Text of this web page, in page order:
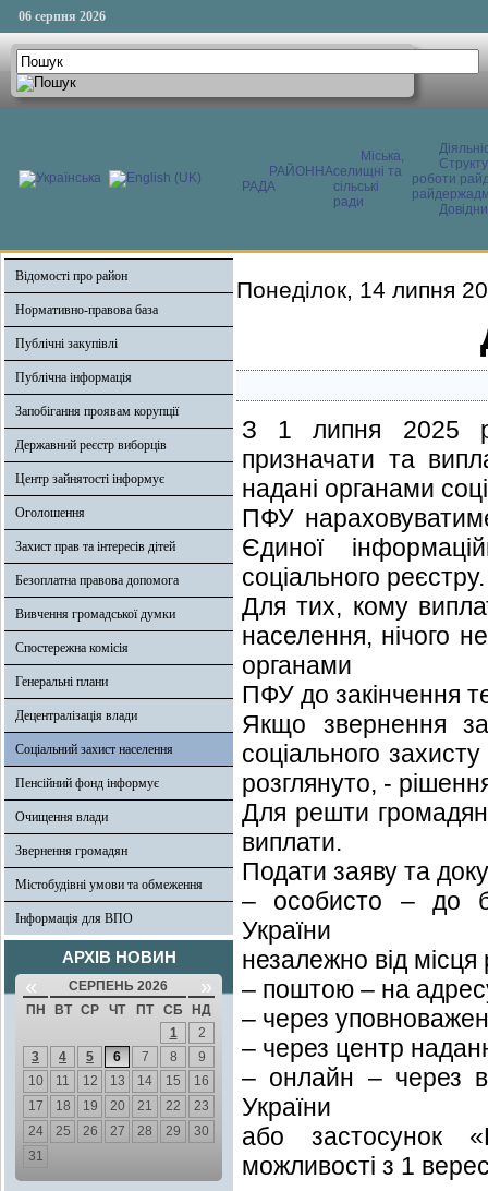
06 серпня 2026
РАЙОННА
РАДА
Міська,
селищні та
сільські
ради
роботи
Відомості про район
Нормативно-правова база
Публічні закупівлі
Публічна інформація
Запобігання проявам корупції
Державний реєстр виборців
Центр зайнятості інформує
Оголошення
Захист прав та інтересів дітей
Безоплатна правова допомога
Вивчення громадської думки
Спостережна комісія
Генеральні плани
Децентралізація влади
Соціальний захист населення
Пенсійний фонд інформує
Очищення влади
Звернення громадян
Містобудівні умови та обмеження
Інформація для ВПО
АРХІВ НОВИН
« СЕРПЕНЬ 2026 »
ПН ВТ СР ЧТ ПТ СБ
НД
1
2
3
4 5 6 7 8
9
10
11 12 13 14 15
16
17
18 19 20 21 22
23
24
25 26 27 28 29
30
31
Понеділок, 14 липня
З 1 липня 2025
призначати та
надані органами
ПФУ
Єдиної
соціального реєстру.
Для тих, кому
населення, нічого
органами
ПФУ до закінчення
Якщо звернення
соціального
розглянуто, -
Для решти
виплати.
Подати заяву та
– особисто – до
України
незалежно від місця
– поштою – на
– через
– через центр
– онлайн – через
України
або застосунок
можливості з 1